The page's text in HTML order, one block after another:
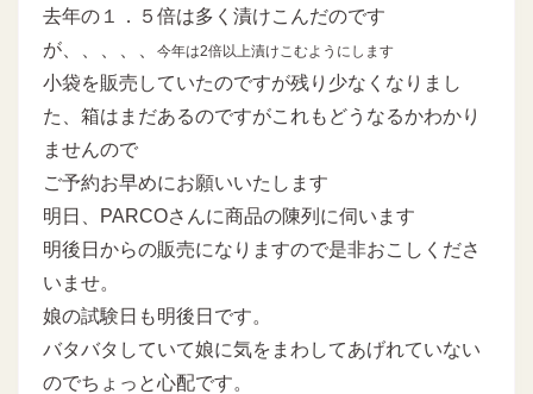
去年の１．５倍は多く漬けこんだのです
が、、、、、
今年は2倍以上漬けこむようにします
小袋を販売していたのですが残り少なくなりまし
た、箱はまだあるのですがこれもどうなるかわかり
ませんので
ご予約お早めにお願いいたします
明日、PARCOさんに商品の陳列に伺います
明後日からの販売になりますので是非おこしくださ
いませ。
娘の試験日も明後日です。
バタバタしていて娘に気をまわしてあげれていない
のでちょっと心配です。